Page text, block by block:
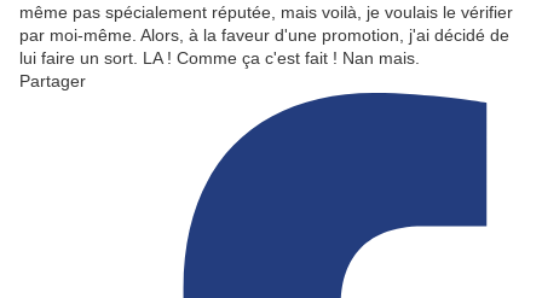
même pas spécialement réputée, mais voilà, je voulais le vérifier
par moi-même. Alors, à la faveur d'une promotion, j'ai décidé de
lui faire un sort. LA ! Comme ça c'est fait ! Nan mais.
Partager